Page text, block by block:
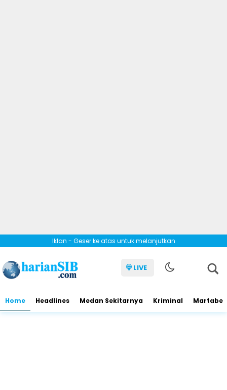
Iklan - Geser ke atas untuk melanjutkan
LIVE
Home Headlines Medan Sekitarnya Kriminal Martabe